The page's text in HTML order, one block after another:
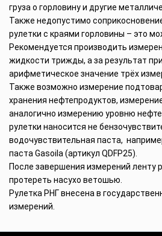
груза о горловину и другие
Также недопустимо
рулетки с краями горловины – это
Рекомендуется производить
жидкости трижды, а за результат
арифметическое значение трёх
Также возможно измерение
хранения нефтепродуктов,
аналогично измерению уровню
рулетки наносится не
водочувствительная паста,
паста Gasoila (артикул QDFP25).
После завершения измерений ленту
протереть насухо ветошью.
Рулетка РНГ внесена в
измерений.